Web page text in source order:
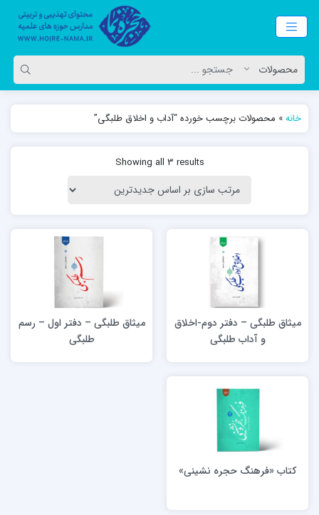
خانه» محصولات برچسب خورده “آداب و اخلاق طلبگی”
Showing all 3 results
میثاق طلبگی – دفتر دوم-اخلاق
و آداب طلبگی
میثاق طلبگی – دفتر اول – رسم
طلبگی
کتاب «فرهنگ حجره نشینی»